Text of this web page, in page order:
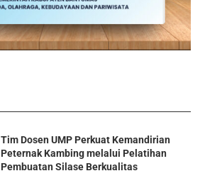
Tim Dosen UMP Perkuat Kemandirian
Peternak Kambing melalui Pelatihan
Pembuatan Silase Berkualitas